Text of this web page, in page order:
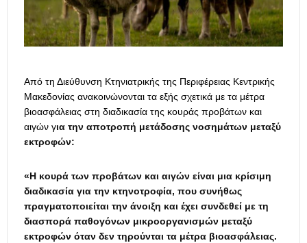
Από τη Διεύθυνση Κτηνιατρικής της Περιφέρειας Κεντρικής
Μακεδονίας ανακοινώνονται τα εξής σχετικά με τα μέτρα
βιοασφάλειας στη διαδικασία της κουράς προβάτων και
αιγών για την αποτροπή μετάδοσης νοσημάτων μεταξύ
εκτροφών:
«Η κουρά των προβάτων και αιγών είναι μια κρίσιμη
διαδικασία για την κτηνοτροφία, που συνήθως
πραγματοποιείται την άνοιξη και έχει συνδεθεί με τη
διασπορά παθογόνων μικροοργανισμών μεταξύ
εκτροφών όταν δεν τηρούνται τα μέτρα βιοασφάλειας.